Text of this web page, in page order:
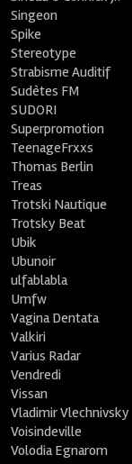
Singeon
Spike
Stereotype
Strabisme Auditif
Sudètes FM
SUDORI
Superpromotion
TeenageFrxxs
Thomas Berlin
Treas
Trotski Nautique
Trotsky Beat
Ubik
Ubunoir
ulfablabla
Umfw
Vagina Dentata
Valkiri
Varius Radar
Vendredi
Vissan
Vladimir Vlechnivsky
Voisindeville
Volodia Egnarom